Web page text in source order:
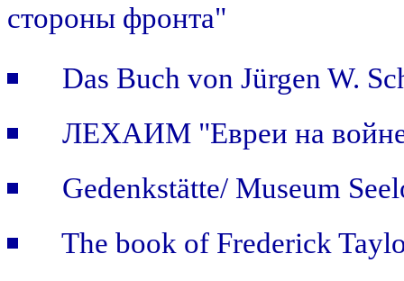
стороны фронта"
Das Buch von Jürgen W.
ЛЕХАИМ "Евреи на войне:
Gedenkstätte/ Museum
The book of Frederick